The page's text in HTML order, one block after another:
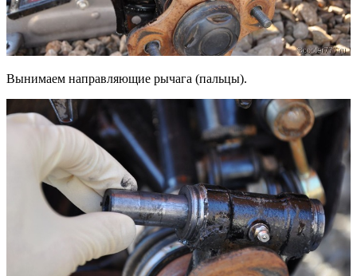
Вынимаем направляющие рычага (пальцы).